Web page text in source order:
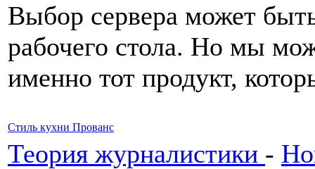
Выбор сервера может
рабочего стола. Но мы
именно тот продукт,
Стиль кухни Прованс
Теория журналистики -